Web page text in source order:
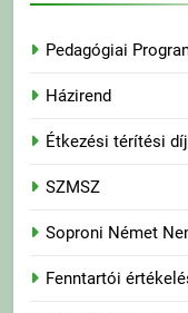
Pedagógiai
Házirend
Étkezési térítési
SZMSZ
Soproni Német
Fenntartói